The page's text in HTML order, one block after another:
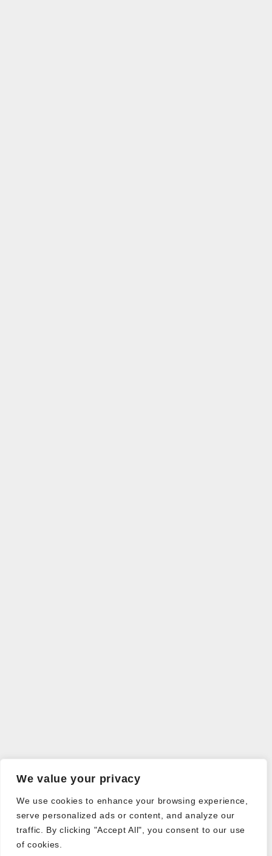
We value your privacy
We use cookies to enhance your browsing experience,
serve personalized ads or content, and analyze our
traffic. By clicking "Accept All", you consent to our use
of cookies.